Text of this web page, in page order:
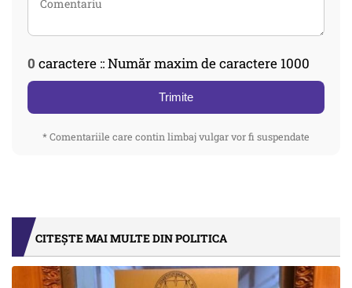
0 caractere :: Număr maxim de caractere 1000
Trimite
* Comentariile care contin limbaj vulgar vor fi suspendate
CITEȘTE MAI MULTE DIN POLITICA